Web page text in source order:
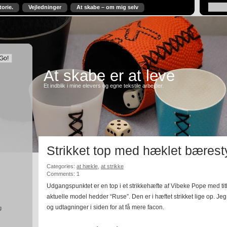
Vejledninger At skabe – om mig selv
At skabe er at leve
Et indblik i mine elevers og egne tekstile arbejder.
Strikket top med hæklet
Categories: at hækle at strikke
Comments: 1
Udgangspunktet er en top i et strikkehæfte af Vibeke Pope med
aktuelle model hedder “Ruse”. Den er i hæftet strikket lige op.
og udtagninger i siden for at få mere facon.